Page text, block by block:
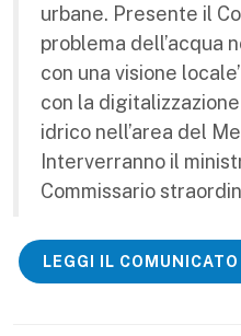
urbane. Presente il
problema dell’acqua
con una visione
con la
idrico nell’area del
Interverranno il
Commissario
LEGGI IL COMUNICATO